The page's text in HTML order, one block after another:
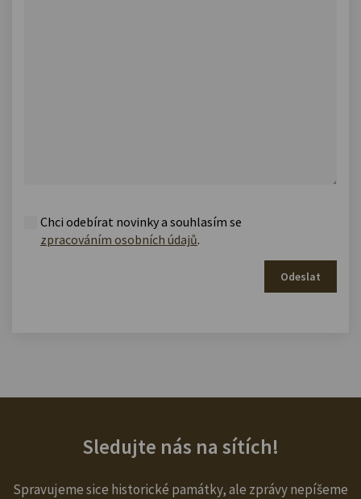
Chci odebírat novinky a souhlasím se
zpracováním osobních údajů.
Odeslat
Sledujte nás na sítích!
Spravujeme sice historické památky, ale zprávy nepíšeme